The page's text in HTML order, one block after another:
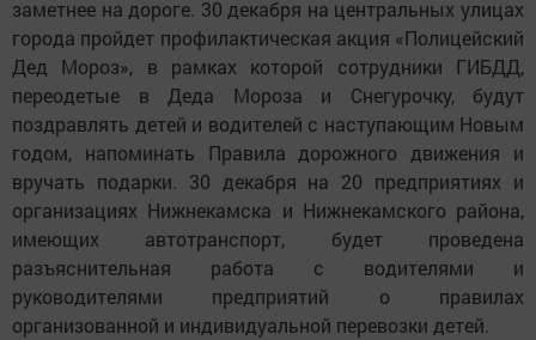
заметнее на дороге. 30 декабря на центральных улицах
города пройдет профилактическая акция «Полицейский
Дед Мороз», в рамках которой сотрудники ГИБДД,
переодетые в Деда Мороза и Снегурочку, будут
поздравлять детей и водителей с наступающим Новым
годом, напоминать Правила дорожного движения и
вручать подарки. 30 декабря на 20 предприятиях и
организациях Нижнекамска и Нижнекамского района,
имеющих автотранспорт, будет проведена
разъяснительная работа с водителями и
руководителями предприятий о правилах
организованной и индивидуальной перевозки детей.